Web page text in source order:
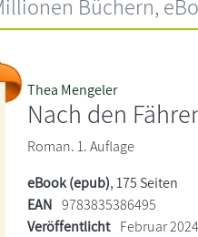
Thea Mengeler
Nach den
Roman. 1. Auflage
eBook (epub), 175 Seiten
EAN 9783835386495
Veröffentlicht Februar 2024